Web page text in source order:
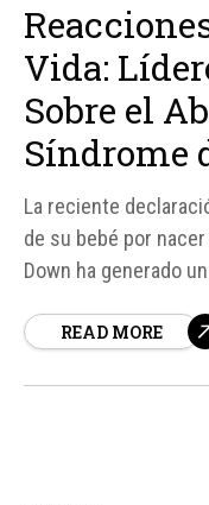
Vida:
Sobre el
Síndrome
La reciente
de su bebé por
Down ha generado
las personas con
READ MORE